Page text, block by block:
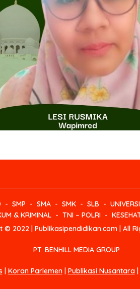
SMP SMA SMK SLB
& KRIMINAL TNI – POLRI
© 2022 | Publikasipendidikan.com | All
PT. BENHILL MEDIA GROUP
| Koran Parlemen| Publikasi Nusantara|